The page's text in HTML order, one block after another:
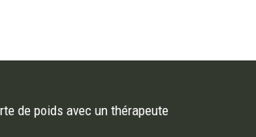
de poids avec un thérapeute